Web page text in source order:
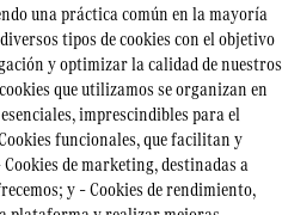
una práctica común en la mayoría
tipos de cookies con el objetivo
y optimizar la calidad de nuestros
que utilizamos se organizan en
imprescindibles para el
funcionales, que facilitan y
de marketing, destinadas a
y – Cookies de rendimiento,